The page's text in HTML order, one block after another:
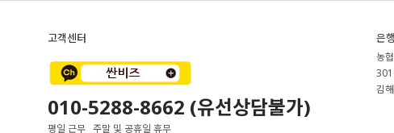
고객센터
010-5288-8662 (유선상담불가)
평일 근무 주말 및 공휴일 휴무
은
농협
김